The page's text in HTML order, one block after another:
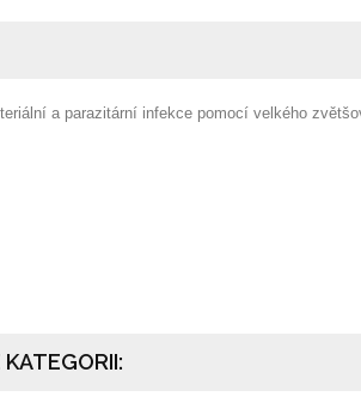
a parazitární infekce pomocí velkého